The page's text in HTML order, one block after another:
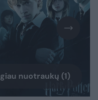
nuotraukų (1)